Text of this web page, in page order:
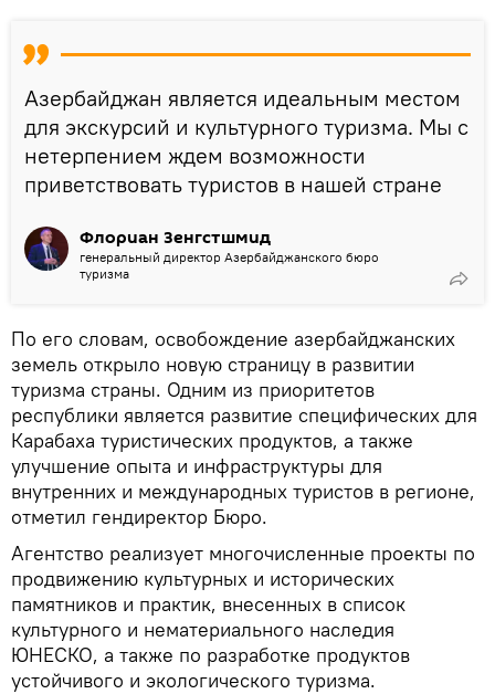
Азербайджан является идеальным местом
для экскурсий и культурного туризма. Мы с
нетерпением ждем возможности
приветствовать туристов в нашей стране
Флориан Зенгстшмид
генеральный директор Азербайджанского бюро
туризма
По его словам, освобождение азербайджанских
земель открыло новую страницу в развитии
туризма страны. Одним из приоритетов
республики является развитие специфических для
Карабаха туристических продуктов, а также
улучшение опыта и инфраструктуры для
внутренних и международных туристов в регионе,
отметил гендиректор Бюро.
Агентство реализует многочисленные проекты по
продвижению культурных и исторических
памятников и практик, внесенных в список
культурного и нематериального наследия
ЮНЕСКО, а также по разработке продуктов
устойчивого и экологического туризма.